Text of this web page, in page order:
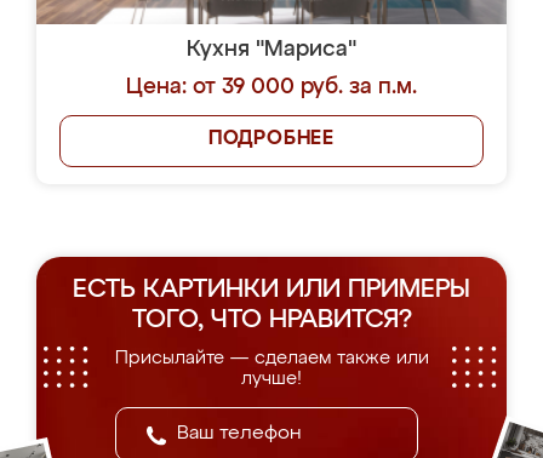
Кухня "Мариса"
Цена: от 39 000 руб. за п.м.
ПОДРОБНЕЕ
ЕСТЬ КАРТИНКИ ИЛИ ПРИМЕРЫ
ТОГО, ЧТО НРАВИТСЯ?
Присылайте — сделаем также или
лучше!